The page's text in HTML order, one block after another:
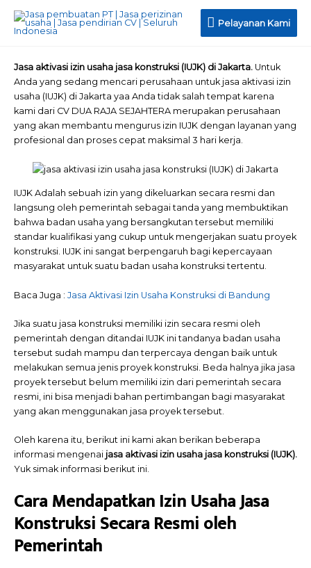
Pelayanan
Pelayanan Kami
Jasa aktivasi izin usaha jasa konstruksi (IUJK) di Jakarta. Untuk
Anda yang sedang mencari perusahaan untuk jasa aktivasi izin
usaha (IUJK) di Jakarta yaa Anda tidak salah tempat karena
kami dari CV DUA RAJA SEJAHTERA merupakan perusahaan
yang akan membantu mengurus izin IUJK dengan layanan yang
profesional dan proses cepat maksimal 3 hari kerja.
IUJK Adalah sebuah izin yang dikeluarkan secara resmi dan
langsung oleh pemerintah sebagai tanda yang membuktikan
bahwa badan usaha yang bersangkutan tersebut memiliki
standar kualifikasi yang cukup untuk mengerjakan suatu proyek
konstruksi. IUJK ini sangat berpengaruh bagi kepercayaan
masyarakat untuk suatu badan usaha konstruksi tertentu.
Baca Juga : Jasa Aktivasi Izin Usaha Konstruksi di Bandung
Jika suatu jasa konstruksi memiliki izin secara resmi oleh
pemerintah dengan ditandai IUJK ini tandanya badan usaha
tersebut sudah mampu dan terpercaya dengan baik untuk
melakukan semua jenis proyek konstruksi. Beda halnya jika jasa
proyek tersebut belum memiliki izin dari pemerintah secara
resmi, ini bisa menjadi bahan pertimbangan bagi masyarakat
yang akan menggunakan jasa proyek tersebut.
Oleh karena itu, berikut ini kami akan berikan beberapa
informasi mengenai jasa aktivasi izin usaha jasa konstruksi (IUJK).
Yuk simak informasi berikut ini.
Cara Mendapatkan Izin Usaha Jasa
Konstruksi Secara Resmi oleh
Pemerintah